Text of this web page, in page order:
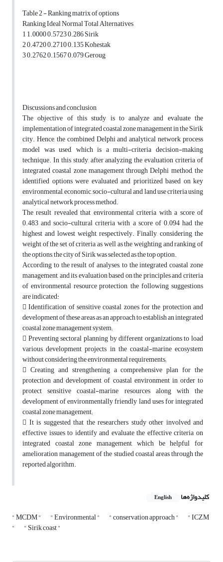
Table 2 - Ranking matrix of options
Ranking Ideal Normal Total Alternatives
1 1.0000 0.5723 0.286 Sirik
2 0.4720 0.2710 0.135 Kohestak
3 0.2762 0.1567 0.079 Geroug
Discussions and conclusion
The objective of this study is to analyze and evaluate the
implementation of integrated coastal zone management in the Sirik
city. Hence, the combined Delphi and analytical network process
model was used, which is a multi-criteria decision-making
technique. In this study, after analyzing the evaluation criteria of
integrated coastal zone management through Delphi method, the
identified options were evaluated and prioritized based on key
environmental, economic, socio-cultural and land use criteria using
analytical network process method.
The result revealed that environmental criteria with a score of
0.483 and socio-cultural criteria with a score of 0.094 had the
highest and lowest weight, respectively. Finally, considering the
weight of the set of criteria as well as the weighting and ranking of
the options, the city of Sirik was selected as the top option.
According to the result of analyses, to the integrated coastal zone
management, and its evaluation based on the principles and criteria
of environmental resource protection, the following suggestions
are indicated:
 Identification of sensitive coastal zones for the protection and
development of these areas as an approach to establish an integrated
coastal zone management system;
 Preventing sectoral planning by different organizations to load
various development projects in the coastal-marine ecosystem
without considering the environmental requirements;
 Creating and strengthening a comprehensive plan for the
protection and development of coastal environment in order to
protect sensitive coastal-marine resources along with the
development of environmentally friendly land uses for integrated
coastal zone management;
 It is suggested that the researchers study other involved and
effective issues to identify and evaluate the effective criteria on
integrated coastal zone management, which be helpful for
amelioration management of the studied coastal areas through the
reported algorithm.
کلیدواژه‌ها English
" MCDM " " Environmental " " conservation approach " " ICZM
" " Sirik coast "